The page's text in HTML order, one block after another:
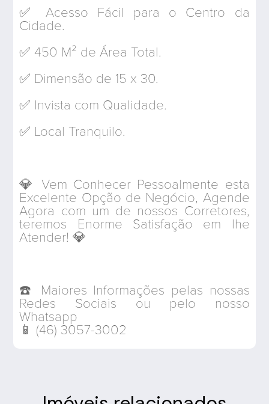
✅ Acesso Fácil para o Centro da
Cidade.
✅ 450 M² de Área Total.
✅ Dimensão de 15 x 30.
✅ Invista com Qualidade.
✅ Local Tranquilo.
💎 Vem Conhecer Pessoalmente esta
Excelente Opção de Negócio, Agende
Agora com um de nossos Corretores,
teremos Enorme Satisfação em lhe
Atender! 💎
☎️ Maiores Informações pelas nossas
Redes Sociais ou pelo nosso
Whatsapp
📱 (46) 3057-3002